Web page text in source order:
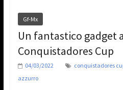
Gf-Mx
Un fantastico gadget
Conquistadores Cup
04/03/2022 conquistadores
azzurro